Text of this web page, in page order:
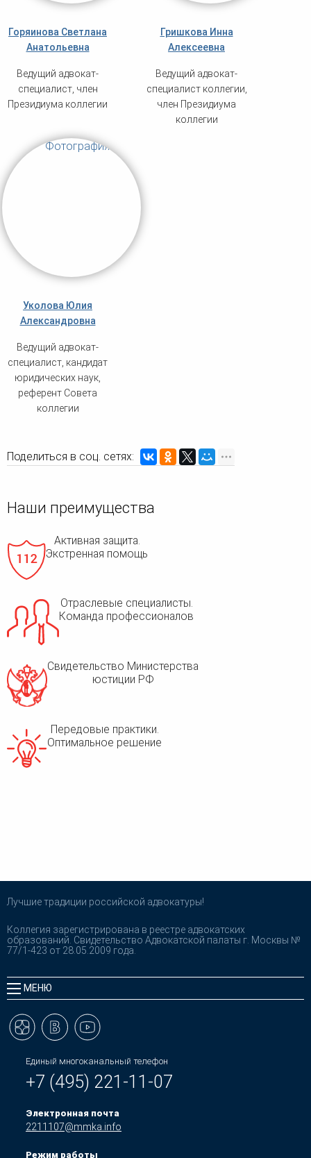
Горяинова Светлана
Анатольевна
Ведущий адвокат-
специалист, член
Президиума коллегии
Гришкова Инна
Алексеевна
Ведущий адвокат-
специалист коллегии,
член Президиума
коллегии
Уколова Юлия
Александровна
Ведущий адвокат-
специалист, кандидат
юридических наук,
референт Совета
коллегии
Поделиться в соц. сетях:
Наши преимущества
Активная защита.
Экстренная помощь
Отраслевые специалисты.
Команда профессионалов
Свидетельство Министерства
юстиции РФ
Передовые практики.
Оптимальное решение
Лучшие традиции российской адвокатуры!
Коллегия зарегистрирована в реестре адвокатских
образований. Свидетельство Адвокатской палаты г. Москвы №
77/1-423 от 28.05.2009 года.
МЕНЮ
Единый многоканальный телефон
+7 (495) 221-11-07
Электронная почта
2211107@mmka.info
Режим работы